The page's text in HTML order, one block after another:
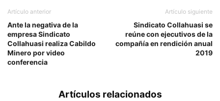
Artículo anterior
Ante la negativa de la
empresa Sindicato
Collahuasi realiza Cabildo
Minero por video
conferencia
Artículo siguiente
Sindicato Collahuasi se
reúne con ejecutivos de la
compañía en rendición anual
2019
Artículos relacionados